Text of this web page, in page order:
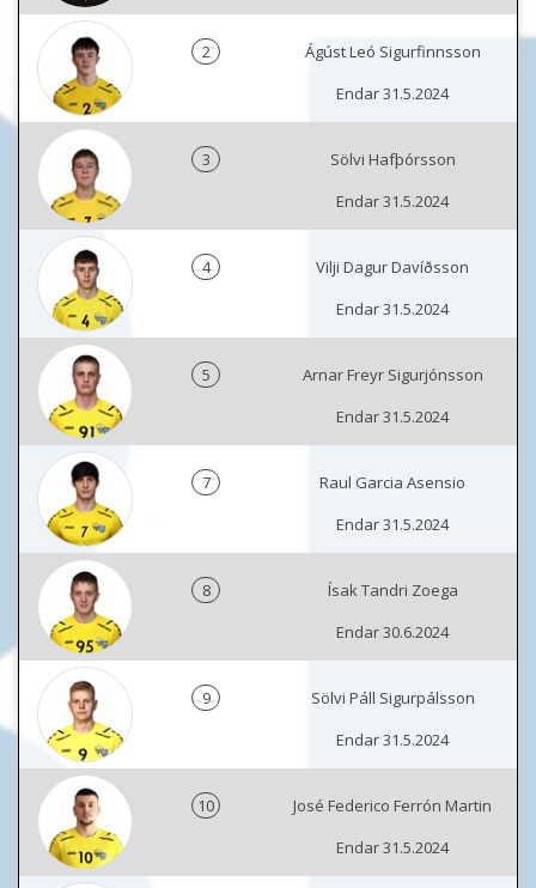
2
Ágúst Leó Sigurfinnsson
Endar 31.5.2024
3
Sölvi Hafþórsson
Endar 31.5.2024
4
Vilji Dagur Davíðsson
Endar 31.5.2024
5
Arnar Freyr Sigurjónsson
Endar 31.5.2024
7
Raul Garcia Asensio
Endar 31.5.2024
8
Ísak Tandri Zoega
Endar 30.6.2024
9
Sölvi Páll Sigurpálsson
Endar 31.5.2024
10
José Federico Ferrón Martin
Endar 31.5.2024